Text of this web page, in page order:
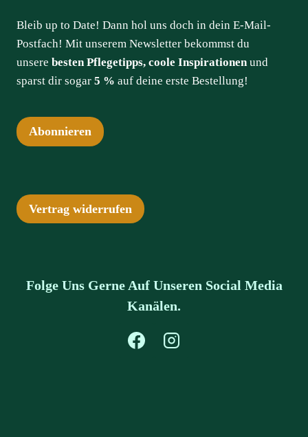
Bleib up to Date! Dann hol uns doch in dein E-Mail-
Postfach! Mit unserem Newsletter bekommst du
unsere besten Pflegetipps, coole Inspirationenund
sparst dir sogar 5 % auf deine erste Bestellung!
Abonnieren
Vertrag widerrufen
Folge Uns Gerne Auf Unseren Social Media
Kanälen.